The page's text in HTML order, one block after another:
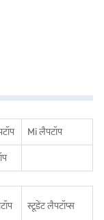
Mi लैपटॉप
स्टूडेंट लैपटॉप्स